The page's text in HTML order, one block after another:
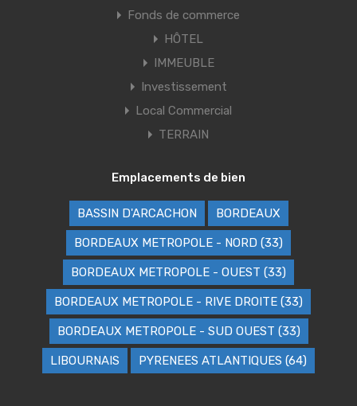
Fonds de commerce
HÔTEL
IMMEUBLE
Investissement
Local Commercial
TERRAIN
Emplacements de bien
BASSIN D'ARCACHON BORDEAUX
BORDEAUX METROPOLE - NORD (33)
BORDEAUX METROPOLE - OUEST (33)
BORDEAUX METROPOLE - RIVE DROITE (33)
BORDEAUX METROPOLE - SUD OUEST (33)
LIBOURNAIS PYRENEES ATLANTIQUES (64)